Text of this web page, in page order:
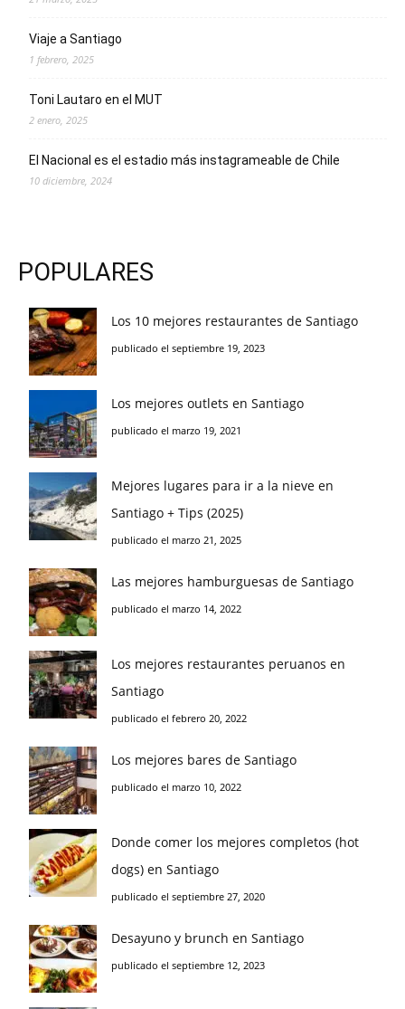
Viaje a Santiago
1 febrero, 2025
Toni Lautaro en el MUT
2 enero, 2025
El Nacional es el estadio más instagrameable de Chile
10 diciembre, 2024
POPULARES
Los 10 mejores restaurantes de Santiago
publicado el septiembre 19, 2023
Los mejores outlets en Santiago
publicado el marzo 19, 2021
Mejores lugares para ir a la nieve en
Santiago + Tips (2025)
publicado el marzo 21, 2025
Las mejores hamburguesas de Santiago
publicado el marzo 14, 2022
Los mejores restaurantes peruanos en
Santiago
publicado el febrero 20, 2022
Los mejores bares de Santiago
publicado el marzo 10, 2022
Donde comer los mejores completos (hot
dogs) en Santiago
publicado el septiembre 27, 2020
Desayuno y brunch en Santiago
publicado el septiembre 12, 2023